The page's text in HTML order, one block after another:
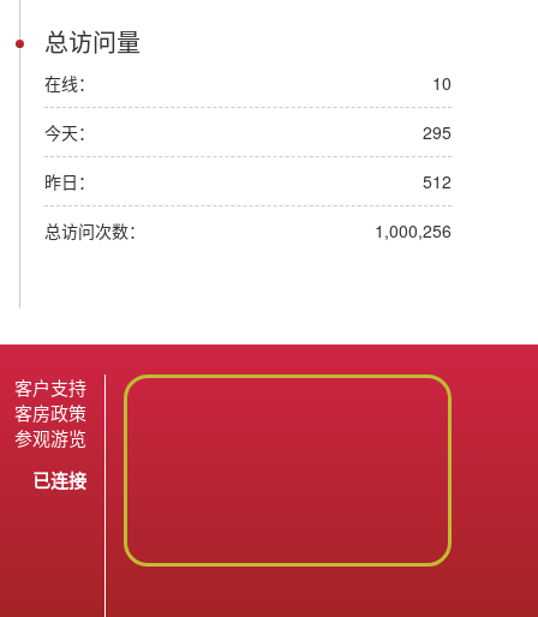
总访问量
在线： 10
今天： 295
昨日： 512
总访问次数： 1,000,256
客户支持
客房政策
参观游览
已连接